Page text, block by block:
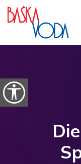
Zum Inhalt springen